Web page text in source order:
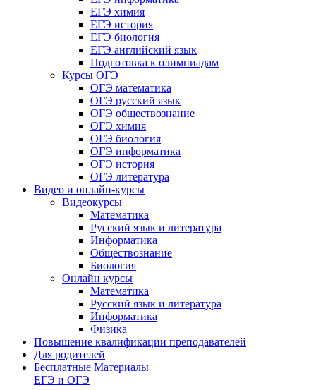
ЕГЭ химия
ЕГЭ история
ЕГЭ биология
ЕГЭ английский язык
Подготовка к олимпиадам
Курсы ОГЭ
ОГЭ математика
ОГЭ русский язык
ОГЭ обществознание
ОГЭ химия
ОГЭ биология
ОГЭ информатика
ОГЭ история
ОГЭ литература
Видео и онлайн-курсы
Видеокурсы
Математика
Русский язык и литература
Информатика
Обществознание
Биология
Онлайн курсы
Математика
Русский язык и литература
Информатика
Физика
Повышение квалификации преподавателей
Для родителей
Бесплатные Материалы
ЕГЭ и ОГЭ